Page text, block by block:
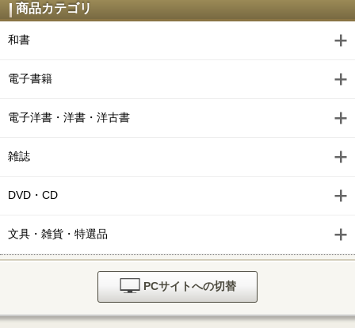
商品カテゴリ
和書
電子書籍
電子洋書・洋書・洋古書
雑誌
DVD・CD
文具・雑貨・特選品
PCサイトへの切替